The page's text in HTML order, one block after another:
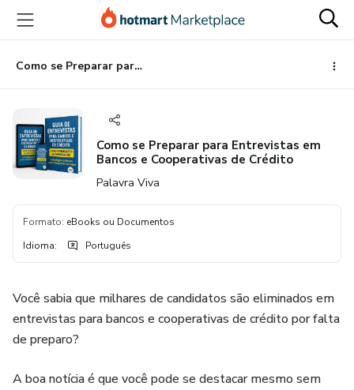
para
conteúdo
principal
para
pagamento
para
rodapé
Como se Preparar para Entrevistas em Bancos e Cooperativas de Crédito
Como se Preparar para Entrevistas em
Bancos e Cooperativas de Crédito
Palavra Viva
Formato: eBooks ou Documentos
Idioma: Português
Você sabia que milhares de candidatos são eliminados em
entrevistas para bancos e cooperativas de crédito por falta
de preparo?
A boa notícia é que você pode se destacar mesmo sem